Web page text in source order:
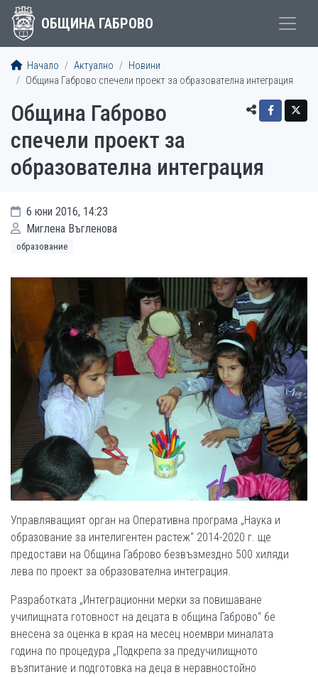
ОБЩИНА ГАБРОВО
Начало Актуално
Новини
Община Габрово спечели проект за образователна интеграция
Община Габрово
спечели проект за
образователна интеграция
6 юни 2016, 14:23
Миглена Въгленова
образование
Управляващият орган на Оперативна програма „Наука и
образование за интелигентен растеж“ 2014-2020 г. ще
предостави на Община Габрово безвъзмездно 500 хиляди
лева по проект за образователна интеграция.
Разработката „Интеграционни мерки за повишаване
училищната готовност на децата в община Габрово“ бе
внесена за оценка в края на месец ноември миналата
година по процедура „Подкрепа за предучилищното
възпитание и подготовка на деца в неравностойно